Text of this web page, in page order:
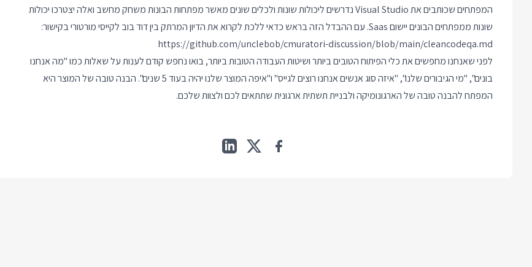
המפתחים שכותבים את Visual Studio נדרשים ליכולות שונות ולכלים שונים מאשר מפתחות הבונות משחק מחשב ואלה יצטרכו יכולות
שונות ממפתחים הבונים יישום Saas. עם ההבדל הזה בראש כדאי ללכת לקרוא את הדיון המרתק בין דוד בוב לקייסי מורטורי בקישור:
https://github.com/unclebob/cmuratori-discussion/blob/main/cleancodeqa.md
לפני שאנחנו מחפשים את כלי הפיתוח הטובים ביותר ושיטות העבודה הטובות ביותר, בואו נחפש קודם לענות על שאלות כמו "מה אנחנו
בונים", "מי הגיבורים שלנו", "איזה סוג אנשים אנחנו רוצים לגייס" ו"איפה המוצר שלנו יהיה בעוד 5 שנים". הבנה טובה של המוצר היא
המפתח להבנה טובה של הארגונומיקה ולבניית תשתית ארגונית שתתאים לכם ולצוות שלכם.